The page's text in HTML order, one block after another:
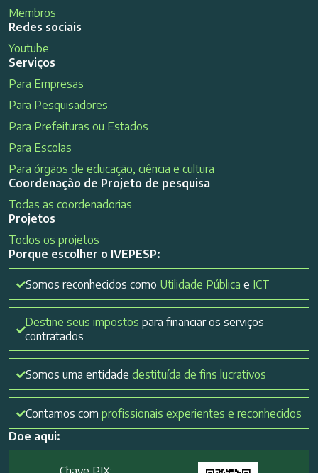
Membros
Redes sociais
Youtube
Serviços
Para Empresas
Para Pesquisadores
Para Prefeituras ou Estados
Para Escolas
Para órgãos de educação, ciência e cultura
Coordenação de Projeto de pesquisa
Todas as coordenadorias
Projetos
Todos os projetos
Porque escolher o IVEPESP:
Somos reconhecidos como Utilidade Pública e ICT
Destine seus impostos para financiar os serviços
contratados
Somos uma entidade destituída de fins lucrativos
Contamos com profissionais experientes e reconhecidos
Doe aqui: